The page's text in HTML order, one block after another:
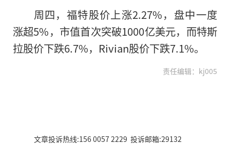
周四，福特股价上涨2.27%，盘中一度
涨超5%，市值首次突破1000亿美元，而特斯
拉股价下跌6.7%，Rivian股价下跌7.1%。
责任编辑：kj005
文章投诉热线:156 0057 2229 投诉邮箱:29132